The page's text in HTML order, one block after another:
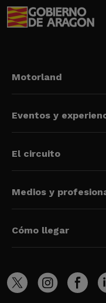
Motorland
Eventos y
El circuito
Medios y
Cómo llegar